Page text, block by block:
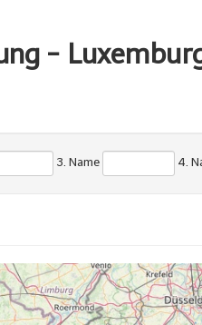
-
3. Name 4.